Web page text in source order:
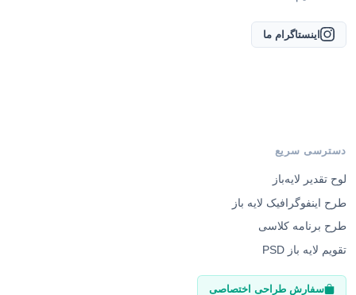
اینستاگرام ما
دسترسی سریع
لوح تقدیر لایه‌باز
طرح اینفوگرافیک لایه باز
طرح برنامه کلاسی
تقویم لایه باز PSD
سفارش طراحی اختصاصی